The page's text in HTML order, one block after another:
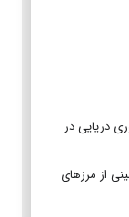
دریایی در
هزار زائر حسینی از مرزهای